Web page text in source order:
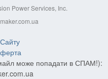
Power Services, Inc.
може попадати в СПАМ!):